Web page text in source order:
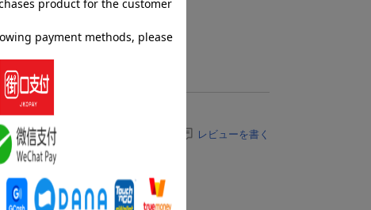
レビューを書く